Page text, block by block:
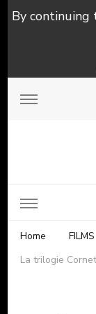
By continuing
Home FILMS
La trilogie